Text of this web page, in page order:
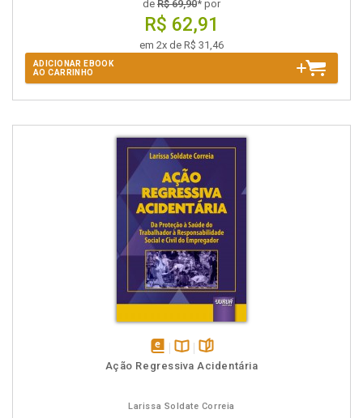
de R$ 69,90* por
R$ 62,91
em 2x de R$ 31,46
ADICIONAR EBOOK
AO CARRINHO
disponível
Disponível
páginas
Ação Regressiva Acidentária
Larissa Soldate Correia